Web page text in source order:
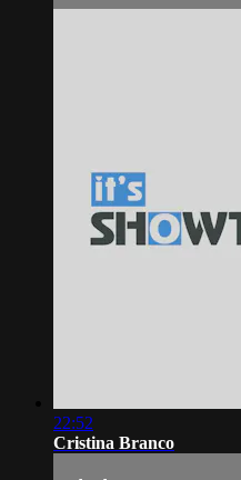
22:52
Cristina Branco